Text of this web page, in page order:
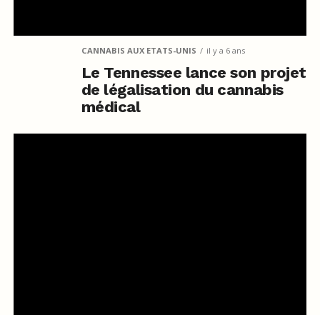
CANNABIS AUX ETATS-UNIS il y a 6 ans
Le Tennessee lance son projet
de légalisation du cannabis
médical